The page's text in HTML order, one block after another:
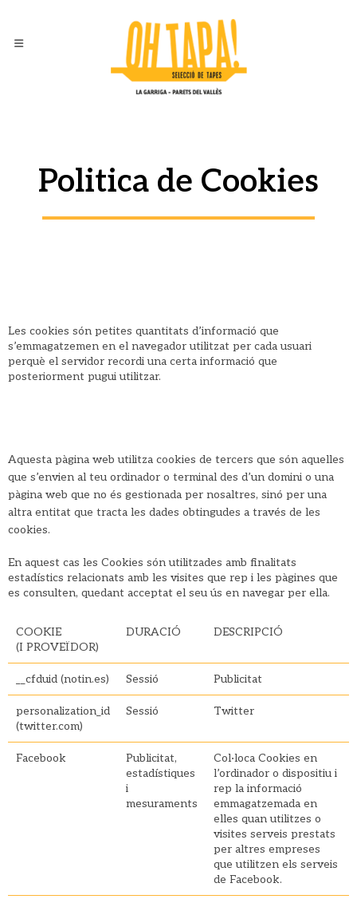
Politica de Cookies
Les cookies són petites quantitats d’informació que
s’emmagatzemen en el navegador utilitzat per cada usuari
perquè el servidor recordi una certa informació que
posteriorment pugui utilitzar.
Aquesta pàgina web utilitza cookies de tercers que són aquelles
que s’envien al teu ordinador o terminal des d’un domini o una
pàgina web que no és gestionada per nosaltres, sinó per una
altra entitat que tracta les dades obtingudes a través de les
cookies.
En aquest cas les Cookies són utilitzades amb finalitats
estadístics relacionats amb les visites que rep i les pàgines que
es consulten, quedant acceptat el seu ús en navegar per ella.
COOKIE
(I PROVEÏDOR)
DURACIÓ DESCRIPCIÓ
__cfduid (notin.es) Sessió Publicitat
personalization_id
(twitter.com)
Sessió Twitter
Facebook
Publicitat,
estadístiques
i
mesuraments
Col·loca Cookies en
l’ordinador o dispositiu i
rep la informació
emmagatzemada en
elles quan utilitzes o
visites serveis prestats
per altres empreses
que utilitzen els serveis
de Facebook.